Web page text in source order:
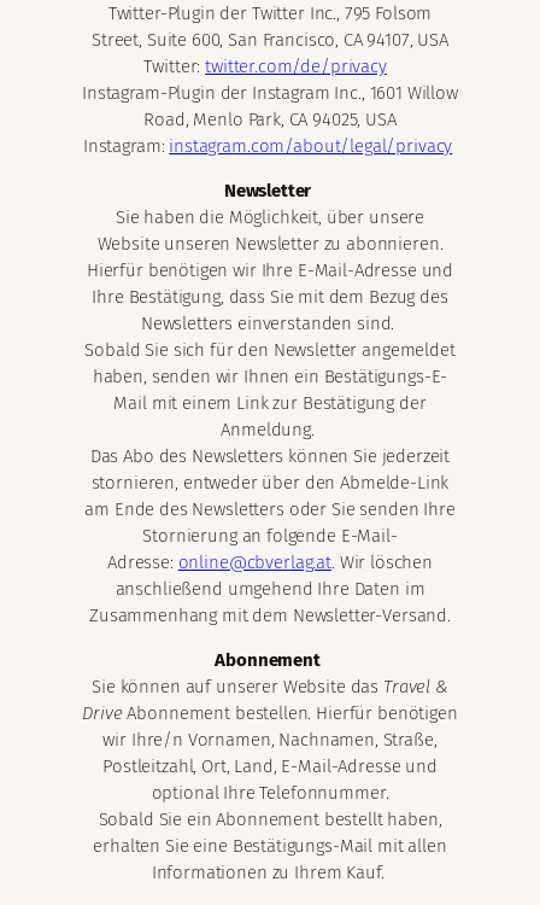
Twitter-Plugin der Twitter Inc., 795 Folsom
Street, Suite 600, San Francisco, CA 94107, USA
Twitter:twitter.com/de/privacy
Instagram-Plugin der Instagram Inc., 1601 Willow
Road, Menlo Park, CA 94025, USA
Instagram: instagram.com/about/legal/privacy
Newsletter
Sie haben die Möglichkeit, über unsere
Website unseren Newsletter zu abonnieren.
Hierfür benötigen wir Ihre E-Mail-Adresse und
Ihre Bestätigung, dass Sie mit dem Bezug des
Newsletters einverstanden sind.
Sobald Sie sich für den Newsletter angemeldet
haben, senden wir Ihnen ein Bestätigungs-E-
Mail mit einem Link zur Bestätigung der
Anmeldung.
Das Abo des Newsletters können Sie jederzeit
stornieren, entweder über den Abmelde-Link
am Ende des Newsletters oder Sie senden Ihre
Stornierung an folgende E-Mail-
Adresse: online@cbverlag.at. Wir löschen
anschließend umgehend Ihre Daten im
Zusammenhang mit dem Newsletter-Versand.
Abonnement
Sie können auf unserer Website das Travel &
Drive Abonnement bestellen. Hierfür benötigen
wir Ihre/n Vornamen, Nachnamen, Straße,
Postleitzahl, Ort, Land, E-Mail-Adresse und
optional Ihre Telefonnummer.
Sobald Sie ein Abonnement bestellt haben,
erhalten Sie eine Bestätigungs-Mail mit allen
Informationen zu Ihrem Kauf.